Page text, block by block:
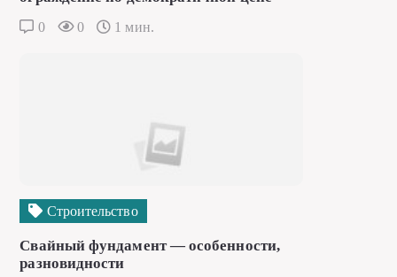
0 0 1 мин.
Строительство
Свайный фундамент — особенности,
разновидности